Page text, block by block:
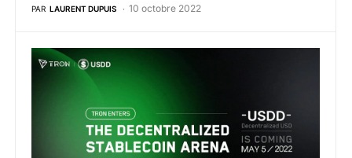
PAR LAURENT DUPUIS 10 octobre 2022
DeFI : Justin Sun annonce le stablecoin algorithmique